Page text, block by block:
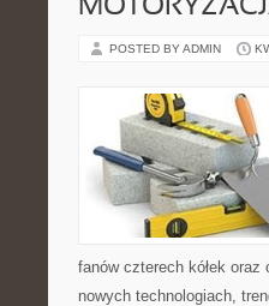
POSTED BY ADMIN
fanów czterech kółek
nowych technologiach,